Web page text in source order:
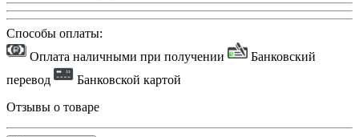
Способы оплаты:
Оплата наличными при получении
Банковский
перевод
Банковской картой
Отзывы о товаре